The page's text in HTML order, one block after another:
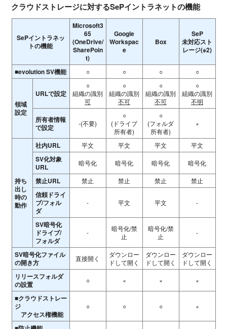
クラウドストレージに対するSePイントラネットの機能
SePイントラネッ
トの機能
Microsoft3
65
(OneDrive/
SharePoin
t)
Google
Workspac
e
Box
SeP
未対応スト
レージ(※2)
■evolution SV機能 ○ ○ ○ ○
領域
設定
URLで設定
○
組織の識別
可
○
組織の識別
不可
○
組織の識別
不可
○
組織の識別
不明
所有者情報
で設定
-(不要)
○
(ドライブ
所有者)
○
(フォルダ
所有者)
×
持ち
出し
時の
動作
社内URL 平文 平文 平文 平文
SV化対象
URL
暗号化 暗号化 暗号化 暗号化
禁止URL 禁止 禁止 禁止 禁止
信頼ドライ
ブ/フォル
ダ
- 平文 平文 -
SV暗号化
ドライブ/
フォルダ
-
暗号化/禁
止
暗号化/禁
止
-
SV暗号化ファイル
の開き方
直接開く
ダウンロー
ドして開く
ダウンロー
ドして開く
ダウンロー
ドして開く
リリースフォルダ
の設置
○ × × ×
■クラウドストレー
ジ
アクセス権機能
○ ○ ○ ×